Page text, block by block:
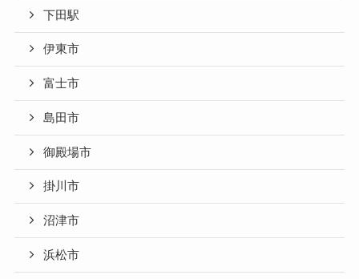
下田駅
伊東市
富士市
島田市
御殿場市
掛川市
沼津市
浜松市